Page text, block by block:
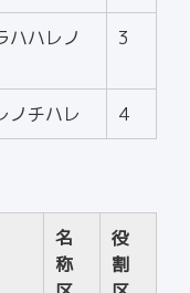
ハハレノ
3
ノチハレ 4
名
称
役
割